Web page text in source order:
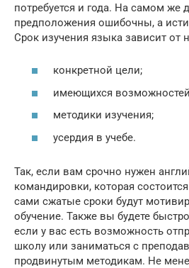
потребуется и года. На самом же
предположения ошибочны, а
Срок изучения языка зависит от
конкретной цели;
имеющихся
методики изучения;
усердия в учебе.
Так, если вам срочно нужен
командировки, которая
сами сжатые сроки будут
обучение. Также вы будете
если у вас есть возможность
школу или заниматься с
продвинутым методикам. Не